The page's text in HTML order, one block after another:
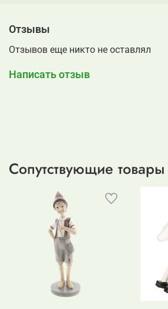
Отзывы
Отзывов еще никто не оставлял
Написать отзыв
Сопутствующие товары